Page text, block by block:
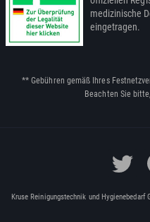
medizinische
eingetragen.
** Gebühren gemäß Ihres
Beachten Sie
Kruse Reinigungstechnik und